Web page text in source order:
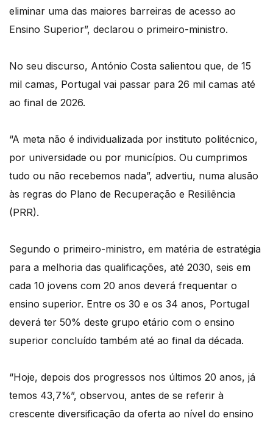
eliminar uma das maiores barreiras de acesso ao
Ensino Superior”, declarou o primeiro-ministro.
No seu discurso, António Costa salientou que, de 15
mil camas, Portugal vai passar para 26 mil camas até
ao final de 2026.
“A meta não é individualizada por instituto politécnico,
por universidade ou por municípios. Ou cumprimos
tudo ou não recebemos nada”, advertiu, numa alusão
às regras do Plano de Recuperação e Resiliência
(PRR).
Segundo o primeiro-ministro, em matéria de estratégia
para a melhoria das qualificações, até 2030, seis em
cada 10 jovens com 20 anos deverá frequentar o
ensino superior. Entre os 30 e os 34 anos, Portugal
deverá ter 50% deste grupo etário com o ensino
superior concluído também até ao final da década.
“Hoje, depois dos progressos nos últimos 20 anos, já
temos 43,7%”, observou, antes de se referir à
crescente diversificação da oferta ao nível do ensino